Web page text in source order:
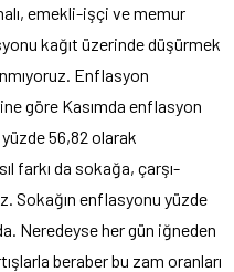
emekli-işçi ve memur
kağıt üzerinde düşürmek
Enflasyon
göre Kasımda enflasyon
56,82 olarak
farkı da sokağa, çarşı-
Sokağın enflasyonu yüzde
Neredeyse her gün iğneden
beraber bu zam oranları